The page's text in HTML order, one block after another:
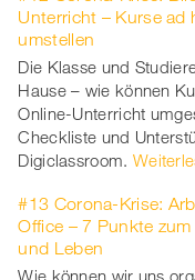
Unterricht – Kurse ad
umstellen
Die Klasse und
Hause – wie können
Online-Unterricht
Checkliste und
Digiclassroom.
#13 Corona-Krise:
Office – 7 Punkte
und Leben
Wie können wir uns